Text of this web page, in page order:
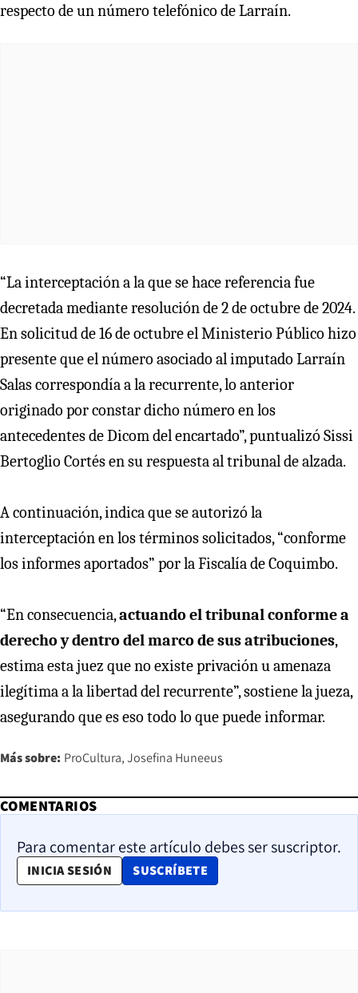
respecto de un número telefónico de Larraín.
“La interceptación a la que se hace referencia fue
decretada mediante resolución de 2 de octubre de 2024.
En solicitud de 16 de octubre el Ministerio Público hizo
presente que el número asociado al imputado Larraín
Salas correspondía a la recurrente, lo anterior
originado por constar dicho número en los
antecedentes de Dicom del encartado”, puntualizó Sissi
Bertoglio Cortés en su respuesta al tribunal de alzada.
A continuación, indica que se autorizó la
interceptación en los términos solicitados, “conforme
los informes aportados” por la Fiscalía de Coquimbo.
“En consecuencia,actuando el tribunal conforme a
derecho y dentro del marco de sus atribuciones,
estima esta juez que no existe privación u amenaza
ilegítima a la libertad del recurrente”, sostiene la jueza,
asegurando que es eso todo lo que puede informar.
Más sobre: ProCultura Josefina Huneeus
COMENTARIOS
Para comentar este artículo debes ser suscriptor.
INICIA SESIÓN SUSCRÍBETE
OPENS IN NEW WINDOW